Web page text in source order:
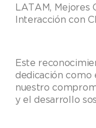
LATAM, Mejores
Interacción con
Este
dedicación como
nuestro
y el desarrollo